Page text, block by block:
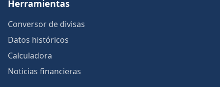
Herramientas
Conversor de divisas
Datos históricos
Calculadora
Noticias financieras